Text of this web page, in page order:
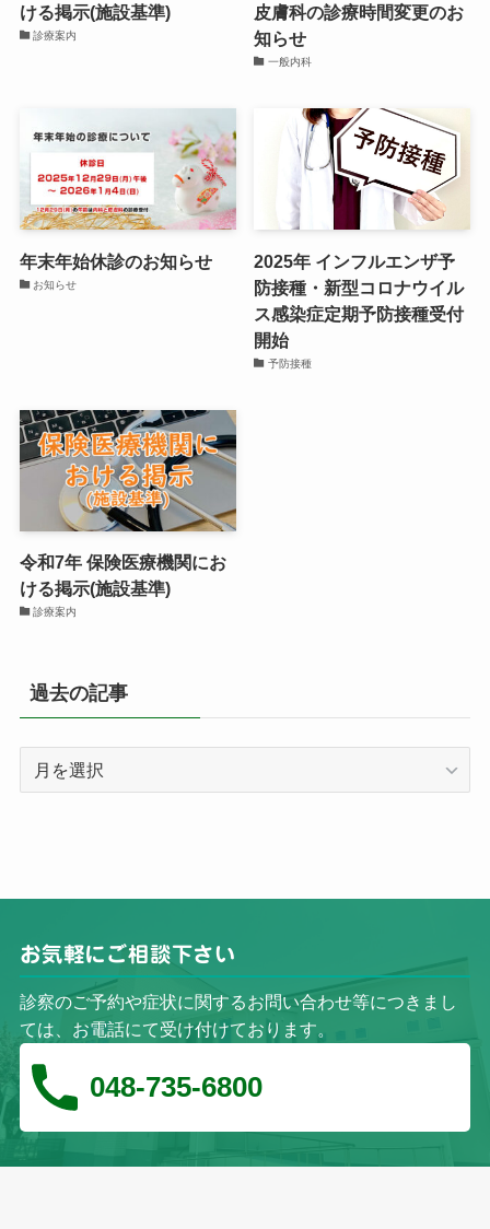
ける掲示(施設基準)
診療案内
皮膚科の診療時間変更のお
知らせ
一般内科
年末年始休診のお知らせ
お知らせ
2025年 インフルエンザ予
防接種・新型コロナウイル
ス感染症定期予防接種受付
開始
予防接種
令和7年 保険医療機関にお
ける掲示(施設基準)
診療案内
過去の記事
お気軽にご相談下さい
診察のご予約や症状に関するお問い合わせ等につきまし
ては、お電話にて受け付けております。
048-735-6800